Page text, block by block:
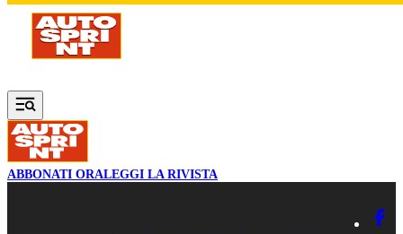
Vai al contenuto principale
ABBONATI ORALEGGI LA RIVISTA